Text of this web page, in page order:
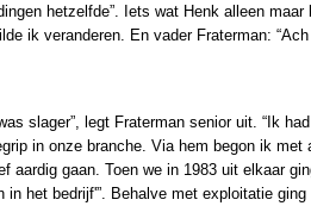
hetzelfde”. Iets wat Henk alleen maar
ik veranderen. En vader Fraterman:
slager”, legt Fraterman senior uit. “Ik
in onze branche. Via hem begon ik
gaan. Toen we in 1983 uit elkaar
het bedrijf'”. Behalve met exploitatie